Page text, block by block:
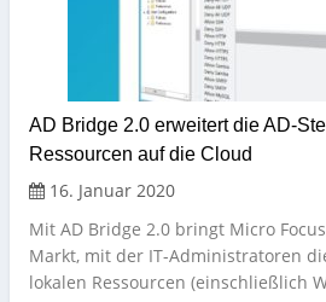
AD Bridge 2.0 erweitert die AD-
Ressourcen auf die Cloud
16. Januar 2020
Mit AD Bridge 2.0 bringt Micro
Markt, mit der IT-Administratoren
lokalen Ressourcen (einschließlich